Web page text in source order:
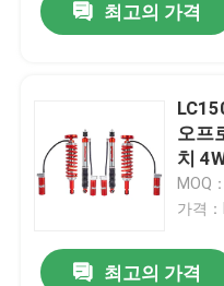
최고의 가격
오프
치
MOQ
가격
최고의 가격